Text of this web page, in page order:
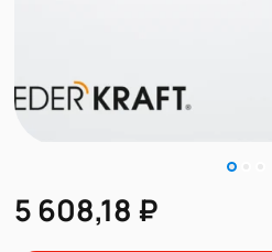
5 608,18 ₽